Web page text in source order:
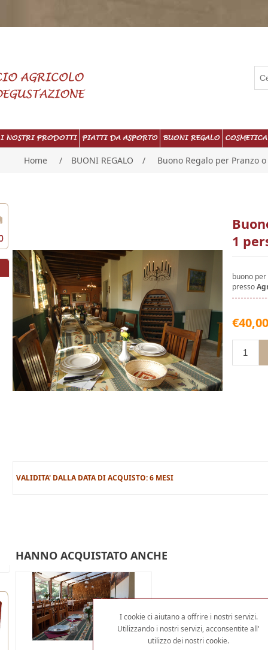
I NOSTRI PRODOTTI PIATTI DA ASPORTO BUONI REGALO COSMETICA
Home / BUONI REGALO / Buono Regalo per Pranzo
1
buono
presso
€40,00
VALIDITA' DALLA DATA DI ACQUISTO: 6 MESI
HANNO ACQUISTATO ANCHE
I cookie ci aiutano a offrire i nostri servizi.
Utilizzando i nostri servizi, acconsentite all'
utilizzo dei nostri cookie.